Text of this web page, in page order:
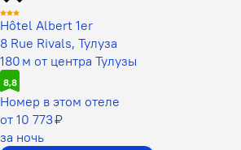
Hôtel Albert 1er
8 Rue Rivals, Тулуза
180 м от центра Тулузы
8,8
Номер в этом отеле
от 10 773 ₽
за ночь